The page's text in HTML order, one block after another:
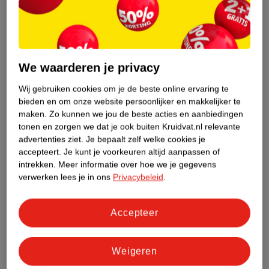
Mambo Max Pilates Bal
Zwart, 25 - 27 cm
10.95
Whey Vanilla Protein
Powder
870g
.99
4
We waarderen je privacy
Wij gebruiken cookies om je de beste online ervaring te
bieden en om onze website persoonlijker en makkelijker te
maken. Zo kunnen we jou de beste acties en aanbiedingen
tonen en zorgen we dat je ook buiten Kruidvat.nl relevante
advertenties ziet. Je bepaalt zelf welke cookies je
accepteert. Je kunt je voorkeuren altijd aanpassen of
intrekken. Meer informatie over hoe we je gegevens
verwerken lees je in ons Privacybeleid.
Weigeren
Accepteer